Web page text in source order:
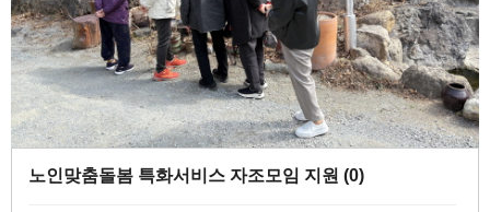
노인맞춤돌봄 특화서비스 자조모임 지원 (0)